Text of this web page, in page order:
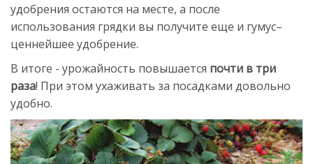
удобрения остаются на месте, а после
использования грядки вы получите еще и гумус–
ценнейшее удобрение.
В итоге - урожайность повышается почти в три
раза! При этом ухаживать за посадками довольно
удобно.